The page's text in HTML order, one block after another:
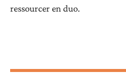
ressourcer en duo.